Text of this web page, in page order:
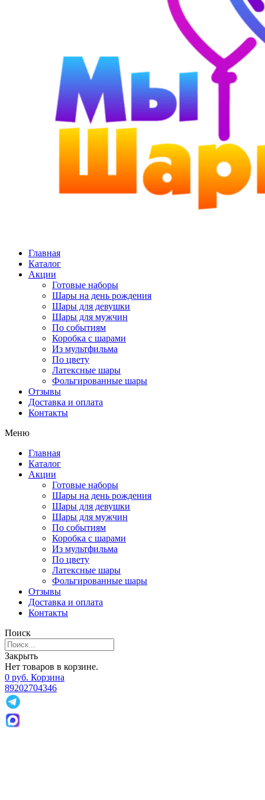
Главная
Каталог
Акции
Готовые наборы
Шары на день рождения
Шары для девушки
Шары для мужчин
По событиям
Коробка с шарами
Из мультфильма
По цвету
Латексные шары
Фольгированные шары
Отзывы
Доставка и оплата
Контакты
Меню
Главная
Каталог
Акции
Готовые наборы
Шары на день рождения
Шары для девушки
Шары для мужчин
По событиям
Коробка с шарами
Из мультфильма
По цвету
Латексные шары
Фольгированные шары
Отзывы
Доставка и оплата
Контакты
Поиск
Закрыть
Нет товаров в корзине.
0 руб. Корзина
89202704346